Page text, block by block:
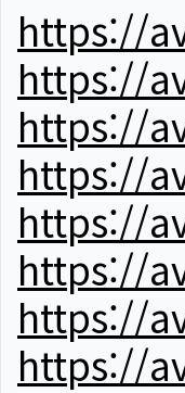
https://
https://
https://
https://
https://
https://
https://
https://